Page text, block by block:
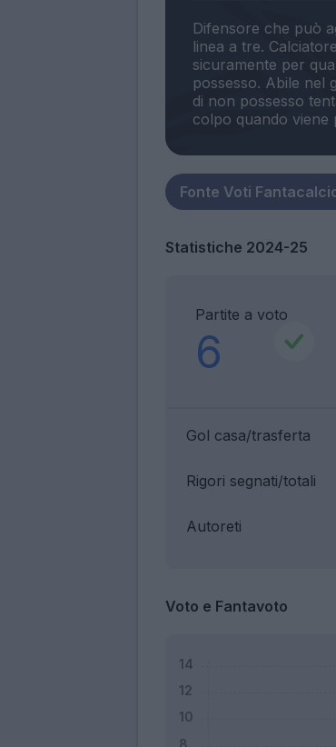
Difensore che può
linea a tre.
sicuramente per
possesso. Abile nel
di non possesso
Statistiche 2024-25
Partite a voto
6
Gol casa/trasferta
Rigori segnati/totali
Autoreti
Voto e Fantavoto